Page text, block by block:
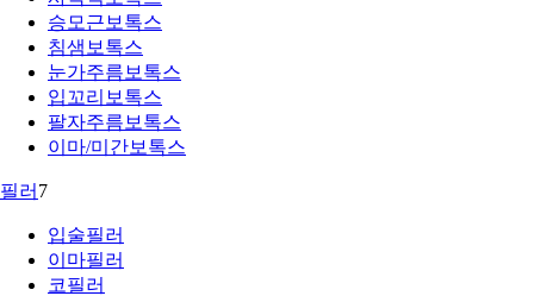
승모근보톡스
침샘보톡스
눈가주름보톡스
입꼬리보톡스
팔자주름보톡스
이마/미간보톡스
필러 7
입술필러
이마필러
코필러